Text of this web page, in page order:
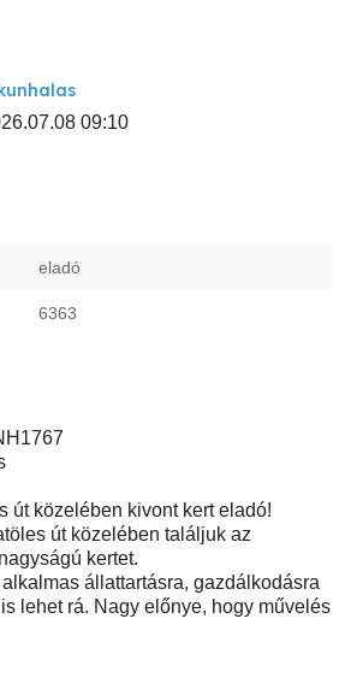
09:10
eladó
6363
út közelében kivont kert eladó!
út közelében találjuk az
kertet.
állattartásra, gazdálkodásra
lehet rá. Nagy előnye, hogy művelés